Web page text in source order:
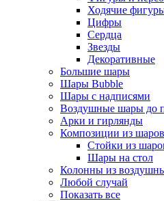
Ходячие
Цифры
Сердца
Звезды
Декоративные
Большие шары
Шары Bubble
Шары с надписями
Воздушные шары до
Арки и гирлянды
Композиции из шаров
Стойки из
Шары на стол
Колонны из
Любой случай
Показать все